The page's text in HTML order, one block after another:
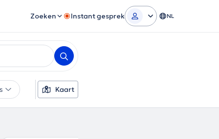
Zoeken Instant gesprek NL
Kaart